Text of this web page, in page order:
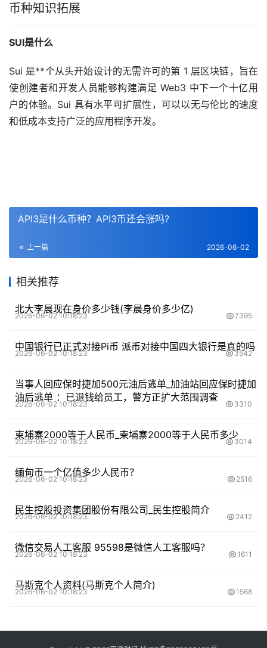
币种知识拓展
SUI是什么
Sui 是**个从头开始设计的无需许可的第 1 层区块链，旨在
使创建者和开发人员能够构建满足 Web3 中下一个十亿用
户的体验。Sui 具有水平可扩展性，可以以无与伦比的速度
和低成本支持广泛的应用程序开发。
API3是什么币种？API3币还会涨吗?
上一篇 2026-06-02
相关推荐
北大李晨现在身价多少钱(李晨身价多少亿)
2026-06-02 10:18:23 7395
中国银行已正式对接Pi币 派币对接中国四大银行是真的吗
2026-06-02 10:18:23 3542
当事人回应保时捷加500元油后逃单_加油站回应保时捷加
油后逃单 ：已退钱给员工，警方正扩大范围调查
2026-06-02 10:18:23 3310
柬埔寨2000等于人民币_柬埔寨2000等于人民币多少
2026-06-02 10:18:23 3014
缅甸币一个亿值多少人民币？
2026-06-02 10:18:23 2516
民生控股投资集团股份有限公司_民生控股简介
2026-06-02 10:18:23 2412
微信交易人工客服 95598是微信人工客服吗？
2026-06-02 10:18:23 1611
马斯克个人资料(马斯克个人简介)
2026-06-02 10:18:23 1568